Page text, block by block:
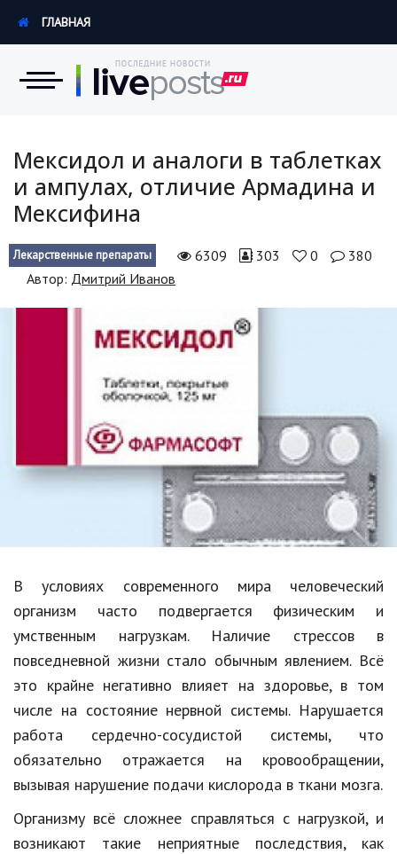
Экономика
Hi-Tech. Интернет
Россия
Наука и техника
Образование
Культура
Знаменитости
Статьи
Обзоры
Рецепты
Красота и здоровье
Hi-Tech. Интернет
Авто, мото
ГЛАВНАЯ
Мексидол и аналоги в таблетках
и ампулах, отличие Армадина и
Мексифина
Лекарственные препараты 6309 303 0
380
Автор: Дмитрий Иванов
В условиях современного мира человеческий
организм часто подвергается физическим и
умственным нагрузкам. Наличие стрессов в
повседневной жизни стало обычным явлением. Всё
это крайне негативно влияет на здоровье, в том
числе на состояние нервной системы. Нарушается
работа сердечно-сосудистой системы, что
обязательно отражается на кровообращении,
вызывая нарушение подачи кислорода в ткани мозга.
Организму всё сложнее справляться с нагрузкой, и
возникают такие неприятные последствия, как